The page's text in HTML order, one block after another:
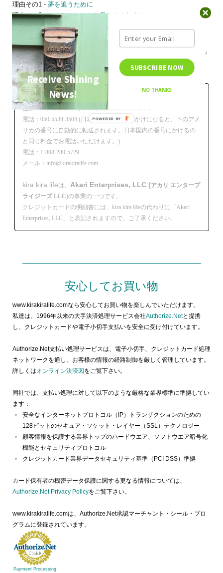
理由その1 - 夢を追うために
理由その2 -おじいちゃんとお母さんのために
理由その3 -世界に魅了されたから
kira kira lifeが近いうちに達成しようとしていることが、「
」
のページに書かれてあります。是非ご覧ください。
kira kira life
住所：P.O. Box 81564, Haiku, HI 96708-1564 USA
電話：050-5534-3504 (日本のお客様用。おかけになると、下のアメ
リカの番号に自動的に転送されます。日本国内の番号にかけるの
と同じ料金でお電話いただけます。)
電話：1-808-280-5729
メール：info@kirakiralife.com
kira kira lifeは、 Akari Enterprises, LLC (アカリ エンタープ
ライジーズ LLC)の事業の一つです。
クレジットカードの明細書には、kira kira lifeの代わりに「Akari
Enterprises, LLC」と表記されますので、ご了承ください。
安心してお買い物
www.kirakiralife.comなら安心してお買い物を楽しんでいただけます。
私達は、1996年以来の大手決済処理サービス会社Authorize.Netと提携
し、クレジットカードや電子小切手支払いを安全に受け付けています。
Authorize.Net支払い処理サービスは、電子小切手、クレジットカード処理
ネットワークを通し、お客様の情報の経路制御を厳しく管理しています。
詳しくはオンライン決済図 をご覧下さい。
同社では、支払い処理に対して以下のような厳格な業界標準に準拠してい
ます：
安全なインターネットプロトコル（IP）トランザクションのための
128ビットのセキュア・ソケット・レイヤー（SSL）テクノロジー
顧客情報を保護する業界トップのハードウエア、ソフトウエア暗号化
機能とセキュリティプロトコル
クレジットカード業界データセキュリティ基準（PCI DSS）準拠
カード保有者の機密データ保護に関する更なる情報については、
Authorize.Net Privacy Policyをご覧下さい。
www.kirakiralife.comは、Authorize.Net承認マーチャント・シール・プロ
グラムに登録されています。
Payment Processing
Receive Shining
News! NO THANKS
SUBSCRIBE NOW
POWERED BY